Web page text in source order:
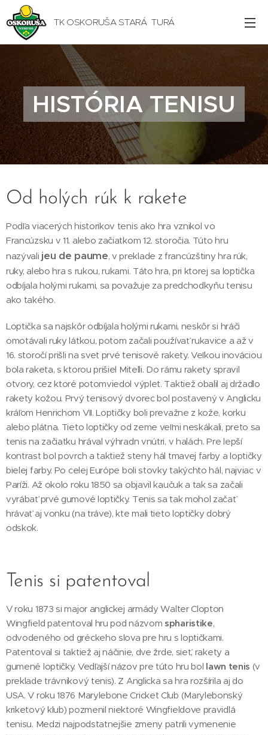
TK OSKORUŠA STARÁ TURÁ
HISTÓRIA TENISU
Od holých rúk k rakete
Podľa viacerých historikov tenis ako hra vznikol vo
Francúzsku v 11. alebo začiatkom 12. storočia. Túto hru
nazývali jeu de paume, v preklade z francúzštiny hra rúk,
ruky, alebo hra s rukou, rukami. Táto hra, pri ktorej sa loptička
odbíjala holými rukami, sa považuje za predchodkyňu tenisu
ako takého.
Loptička sa najskôr odbíjala holými rukami, neskôr si hráči
omotávali ruky látkou, potom začali používať rukavice a až v
16. storočí prišli na svet prvé tenisové rakety. Veľkou inováciou
bola raketa, s ktorou prišiel Mitelli. Do rámu rakety spravil
otvory, cez ktoré potomviedol výplet. Taktiež obalil aj držadlo
rakety kožou. Prvý tenisový dvorec bol postavený v Anglicku
kráľom Henrichom VII. Loptičky boli prevažne z kože, korku
alebo plátna. Tieto loptičky od zeme veľmi neskákali, preto sa
tenis na začiatku hrával výhradn vnútri, v halách. Pre lepší
kontrast bol povrch a taktiež steny hál tmavej farby a loptičky
bielej farby. Po celej Európe boli stovky takýchto hál, najviac v
Paríži. Až okolo roku 1850 sa objavil kaučuk a tak sa začali
vyrábať prvé gumové loptičky. Tenis sa tak mohol začať
hrávať aj vonku (na tráve), kte mali tieto loptičky dobrý
odskok.
Tenis si patentoval
V roku 1873 si major anglickej armády Walter Clopton
Wingfield patentoval hru pod názvom spharistike,
odvodeného od gréckeho slova pre hru s loptičkami.
Patentoval si taktiež aj náčinie, dve žrde, sieť, rakety a
gumené loptičky. Vedľajší názov pre túto hru bol lawn tenis (v
preklade trávnikový tenis). Z Anglicka sa hra rozšírila aj do
USA. V roku 1876 Marylebone Cricket Club (Marylebonský
kriketový klub) pozmenil niektoré Wingfieldove pravidlá
tenisu. Medzi najpodstatnejšie zmeny patrili vymenenie